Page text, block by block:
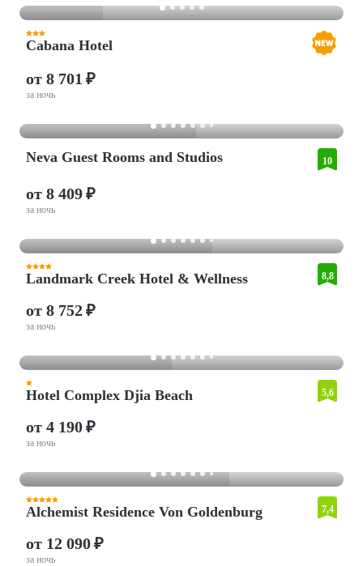
Cabana Hotel
от 8 701 ₽
за ночь
Neva Guest Rooms and Studios 10
от 8 409 ₽
за ночь
Landmark Creek Hotel & Wellness 8,8
от 8 752 ₽
за ночь
Hotel Complex Djia Beach 5,6
от 4 190 ₽
за ночь
Alchemist Residence Von Goldenburg 7,4
от 12 090 ₽
за ночь